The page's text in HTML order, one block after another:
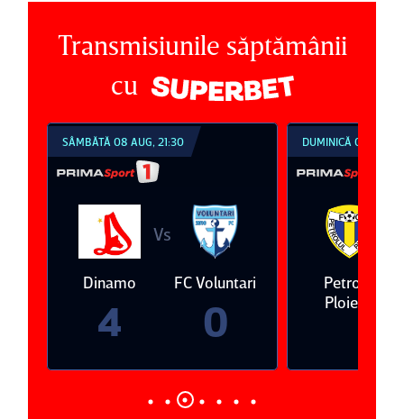
Transmisiunile săptămânii
cu
SÂMBĂTĂ 08 AUG, 21:30
Dinamo
4
Vs
FC Voluntari
0
DUMINICĂ 09 AUG,
Petrolul
Ploieşti